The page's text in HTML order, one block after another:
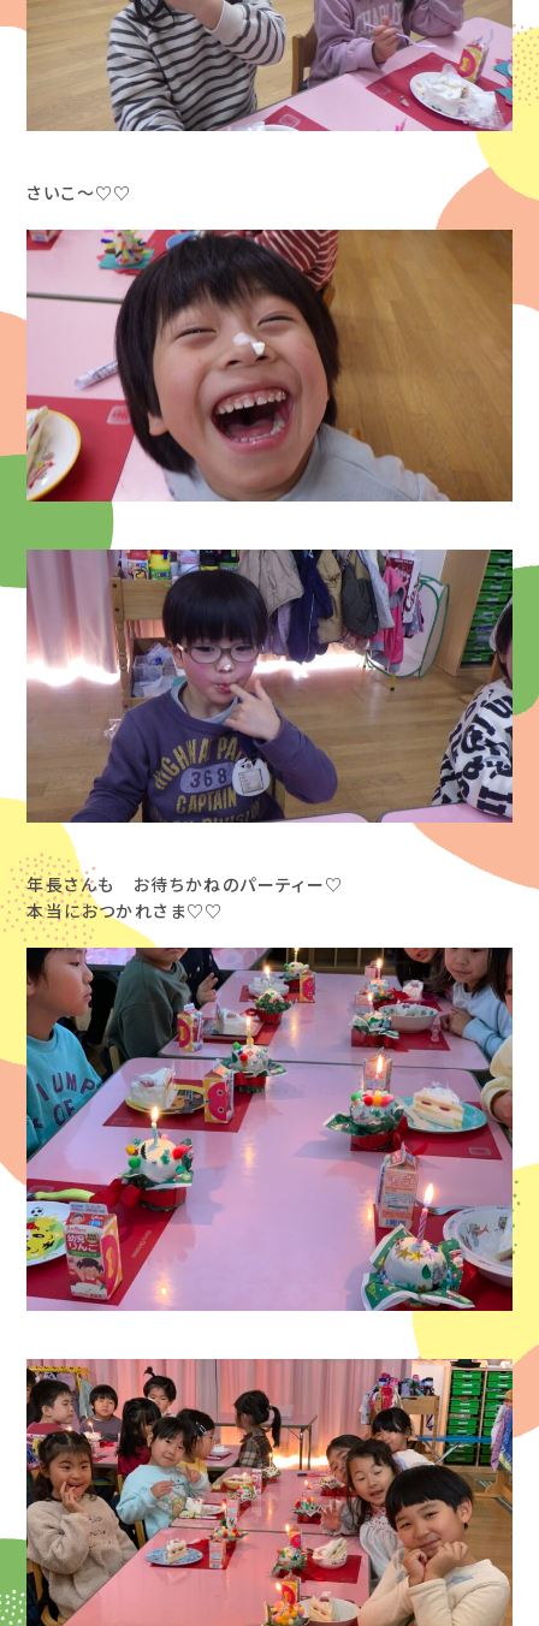
さいこ～♡♡
年長さんも お待ちかねのパーティー♡
本当におつかれさま♡♡